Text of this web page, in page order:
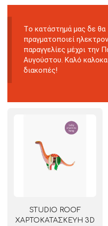
Tο κατάστημά μας δε θα
πραγματοποιεί
παραγγελίες μέχρι την
Αυγούστου. Καλό
διακοπές!
STUDIO ROOF
ΧΑΡΤΟΚΑΤΑΣΚΕΥΗ 3D